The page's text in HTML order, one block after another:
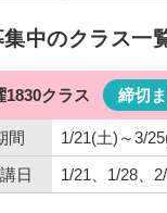
集中のクラス一
1830クラス 締切
間 1/21(土)～3/
日
1/21、1/28、